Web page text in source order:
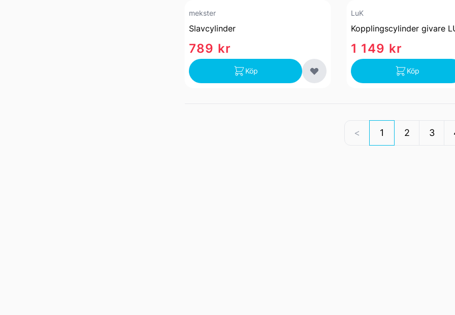
mekster
Slavcylinder
789 kr
Köp
LuK
Kopplingscylinder givare
1 149 kr
Köp
1 2 3